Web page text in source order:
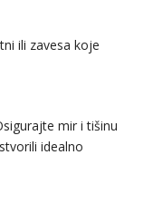
ili zavesa koje
mir i tišinu
idealno